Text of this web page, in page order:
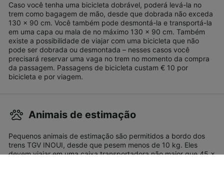
Caso você tenha uma bicicleta dobrável, poderá levá-la no
trem como bagagem de mão, desde que dobrada não exceda
130 x 90 cm. Você também pode desmontá-la e transportá-la
em uma capa ou mala de no máximo 130 x 90 cm. Também
existe a possibilidade de viajar com uma bicicleta que não
pode ser dobrada ou desmontada – nesses casos você
precisará reservar uma vaga no trem no momento da compra
da passagem. Passagens de bicicleta custam € 10 por
bicicleta e por viagem.
Animais de estimação
Pequenos animais de estimação são permitidos a bordo dos
trens TGV INOUI, desde que pesem menos de 10 kg. Eles
devem viajar em uma caixa transportadora não maior que 45 x